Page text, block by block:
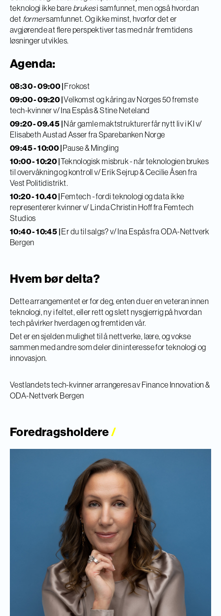
teknologi ikke bare brukesi samfunnet, men også hvordan
det formersamfunnet. Og ikke minst, hvorfor det er
avgjørende at flere perspektiver tas med når fremtidens
løsninger utvikles.
Agenda:
08:30 - 09:00 |Frokost
09:00 - 09:20 |Velkomst og kåring av Norges 50 fremste
tech-kvinner v/ Ina Espås & Stine Neteland
09:20 - 09.45 |Når gamle maktstrukturer får nytt liv i KI v/
Elisabeth Austad Asser fra Sparebanken Norge
09:45 - 10:00 |Pause & Mingling
10:00 - 10:20 |Teknologisk misbruk - når teknologien brukes
til overvåkning og kontroll v/ Erik Sejrup & Cecilie Åsen fra
Vest Politidistrikt.
10:20 - 10.40 |Femtech - fordi teknologi og data ikke
representerer kvinner v/ Linda Christin Hoff fra Femtech
Studios
10:40 - 10:45 |Er du til salgs? v/ Ina Espås fra ODA-Nettverk
Bergen
Hvem bør delta?
Dette arrangementet er for deg, enten du er en veteran innen
teknologi, ny i feltet, eller rett og slett nysgjerrig på hvordan
tech påvirker hverdagen og fremtiden vår.
Det er en sjelden mulighet til å nettverke, lære, og vokse
sammen med andre som deler din interesse for teknologi og
innovasjon.
Vestlandets tech-kvinner arrangeres av Finance Innovation &
ODA-Nettverk Bergen
Foredragsholdere/